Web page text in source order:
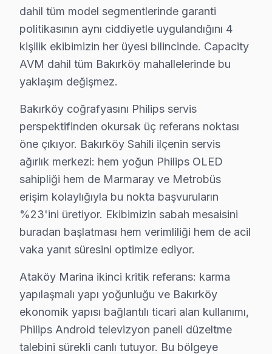
Ataköy 1. Kısım'da Philips TV Servisi
Ataköy 1. Kısım, genellikle yeni binalardan oluştuğu
Ataköy 2-5-6. Kısım'da Philips TV Servisi
Ataköy 3-4-11. Kısım'da Philips TV Servisi
Ataköy 3-4-11. Kısım, geniş bir yerleşim alanına
Ataköy 7-8-9-10. Kısım'da Philips TV Servisi
Ataköy 7-8-9-10. Kısım, daha eski yapılarla dolu bir
Basınköy'de Philips TV Servisi
Basınköy, genellikle daha yeni yapılarla dolu bir
Cevizlik'te Philips TV Servisi
Cevizlik, 10-15 yıllık binaların bulunduğu bir yerleşim
Florya'da Philips TV Servisi
Florya, modern binalarıyla dikkat çeken bir mahalle
dahil tüm model segmentlerinde garanti
politikasının aynı ciddiyetle uygulandığını 4
kişilik ekibimizin her üyesi bilincinde. Capacity
AVM dahil tüm Bakırköy mahallelerinde bu
yaklaşım değişmez.
Bakırköy coğrafyasını Philips servis
perspektifinden okursak üç referans noktası
öne çıkıyor. Bakırköy Sahili ilçenin servis
ağırlık merkezi: hem yoğun Philips OLED
sahipliği hem de Marmaray ve Metrobüs
erişim kolaylığıyla bu nokta başvuruların
%23'ini üretiyor. Ekibimizin sabah mesaisini
buradan başlatması hem verimliliği hem de acil
vaka yanıt süresini optimize ediyor.
Ataköy Marina ikinci kritik referans: karma
yapılaşmalı yapı yoğunluğu ve Bakırköy
ekonomik yapısı bağlantılı ticari alan kullanımı,
Philips Android televizyon paneli düzeltme
talebini sürekli canlı tutuyor. Bu bölgeye